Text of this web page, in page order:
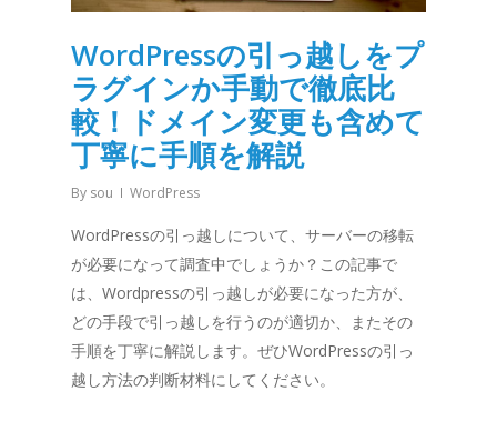
WordPressの引っ越しをプ
ラグインか手動で徹底比
較！ドメイン変更も含めて
丁寧に手順を解説
By sou WordPress
WordPressの引っ越しについて、サーバーの移転
が必要になって調査中でしょうか？この記事で
は、Wordpressの引っ越しが必要になった方が、
どの手段で引っ越しを行うのが適切か、またその
手順を丁寧に解説します。ぜひWordPressの引っ
越し方法の判断材料にしてください。